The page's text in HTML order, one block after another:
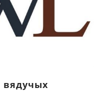
вядучых